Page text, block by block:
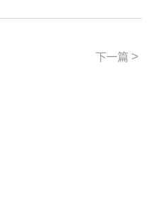
下一篇 >